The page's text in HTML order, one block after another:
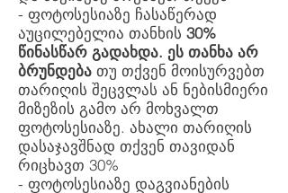
- ფოტოსესიაზე ჩასაწერად
აუცილებელია თანხის 30%
წინასწარ გადახდა. ეს თანხა არ
ბრუნდება თუ თქვენ მოისურვებთ
თარიღის შეცვლას ან ნებისმიერი
მიზეზის გამო არ მოხვალთ
ფოტოსესიაზე. ახალი თარიღის
დასაჯავშნად თქვენ თავიდან
რიცხავთ 30%
- ფოტოსესიაზე დაგვიანების